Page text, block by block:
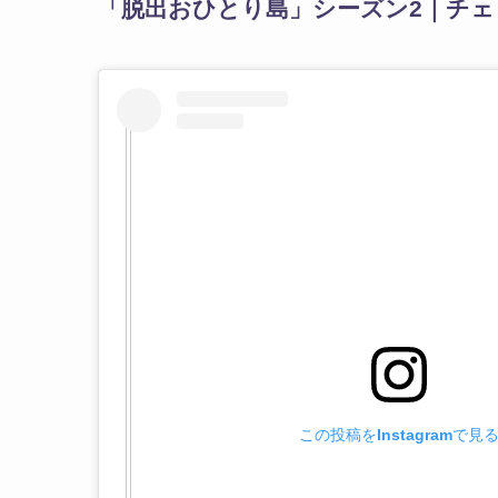
「脱出おひとり島」シーズン2｜チ
この投稿をInstagramで見る